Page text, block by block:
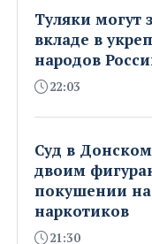
Туляки могут
вкладе в
народов
22:03
Суд в
двоим
покушении
наркотиков
21:30